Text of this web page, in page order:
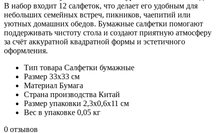
В набор входит 12 салфеток, что делает его удобным для
небольших семейных встреч, пикников, чаепитий или
уютных домашних обедов. Бумажные салфетки помогают
поддерживать чистоту стола и создают приятную атмосферу
за счёт аккуратной квадратной формы и эстетичного
оформления.
Тип товара Салфетки бумажные
Размер 33х33 см
Материал Бумага
Страна производства Китай
Размер упаковки 2,3х0,6х11 см
Вес в упаковке 0,05 кг
0 отзывов